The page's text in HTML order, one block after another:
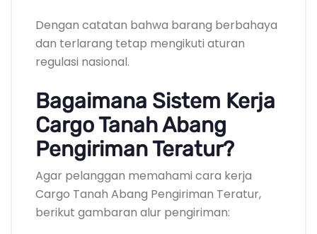
Dengan catatan bahwa barang berbahaya
dan terlarang tetap mengikuti aturan
regulasi nasional.
Bagaimana Sistem Kerja
Cargo Tanah Abang
Pengiriman Teratur?
Agar pelanggan memahami cara kerja
Cargo Tanah Abang Pengiriman Teratur,
berikut gambaran alur pengiriman: